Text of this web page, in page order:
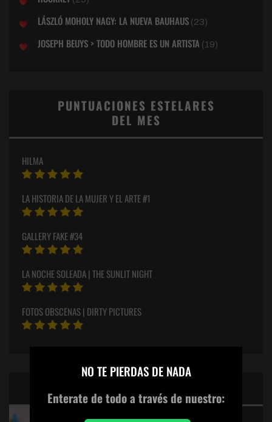
LÁSZLÓ MOHOLY NAGY: LA NUEVA BAUHAUS (23)
JOSEPH BEUYS > TODO HOMBRE ES UN ARTISTA (19)
PUNTUACIONES ESTELARES
DEL MES
HILMA
LA HISTORIA DE LA MUJER Y EL ARTE #1
GALLERY FAKE #34
LA NOCHE SOLEADA | THE SUNLIT NIGHT
FOTOS OBSCENAS | DIRTY PICTURES
NO TE PIERDAS DE NADA
Enterate de todoa través de nuestro: